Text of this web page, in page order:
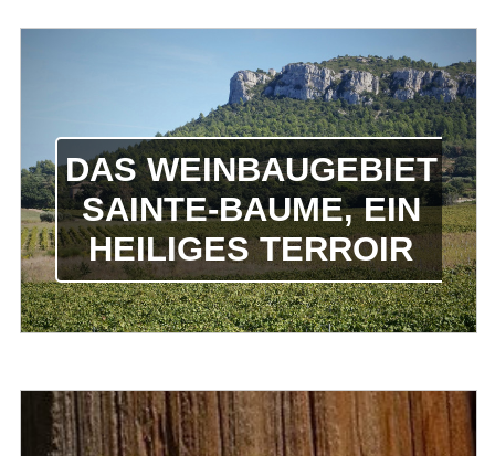
DAS WEINBAUGEBIET
SAINTE-BAUME, EIN
HEILIGES TERROIR